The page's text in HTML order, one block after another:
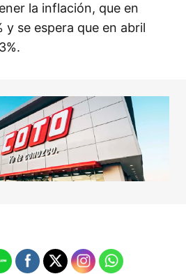
la inflación, que en
y se espera que en abril